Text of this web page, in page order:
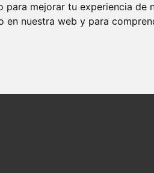
mejorar tu experiencia
en nuestra web y para